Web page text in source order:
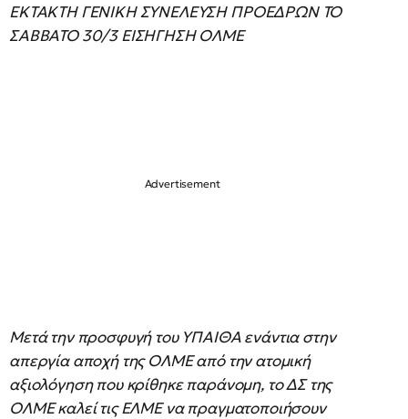
ΕΚΤΑΚΤΗ ΓΕΝΙΚΗ ΣΥΝΕΛΕΥΣΗ ΠΡΟΕΔΡΩΝ ΤΟ
ΣΑΒΒΑΤΟ 30/3 ΕΙΣΗΓΗΣΗ ΟΛΜΕ
Μετά την προσφυγή του ΥΠΑΙΘΑ ενάντια στην
απεργία αποχή της ΟΛΜΕ από την ατομική
αξιολόγηση που κρίθηκε παράνομη, το ΔΣ της
ΟΛΜΕ καλεί τις ΕΛΜΕ να πραγματοποιήσουν